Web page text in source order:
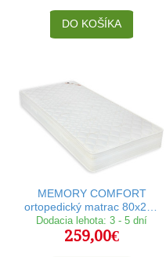
DO KOŠÍKA
MEMORY COMFORT
ortopedický matrac 80x200
cm
Dodacia lehota: 3 - 5 dní
259,00€